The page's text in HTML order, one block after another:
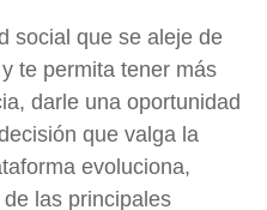
social que se aleje de
te permita tener más
darle una oportunidad
que valga la
evoluciona,
las principales